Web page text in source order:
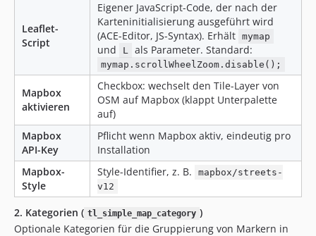
Leaflet-
Script
Eigener JavaScript-Code, der nach der
Karteninitialisierung ausgeführt wird
(ACE-Editor, JS-Syntax). Erhält
mymap
und L als Parameter. Standard:
mymap.scrollWheelZoom.disable();
Mapbox
aktivieren
Checkbox: wechselt den Tile-Layer von
OSM auf Mapbox (klappt Unterpalette
auf)
Mapbox
API-Key
Pflicht wenn Mapbox aktiv, eindeutig pro
Installation
Mapbox-
Style
Style-Identifier, z. B.
mapbox/streets-
v12
2. Kategorien ( tl_simple_map_category )
Optionale Kategorien für die Gruppierung von Markern in